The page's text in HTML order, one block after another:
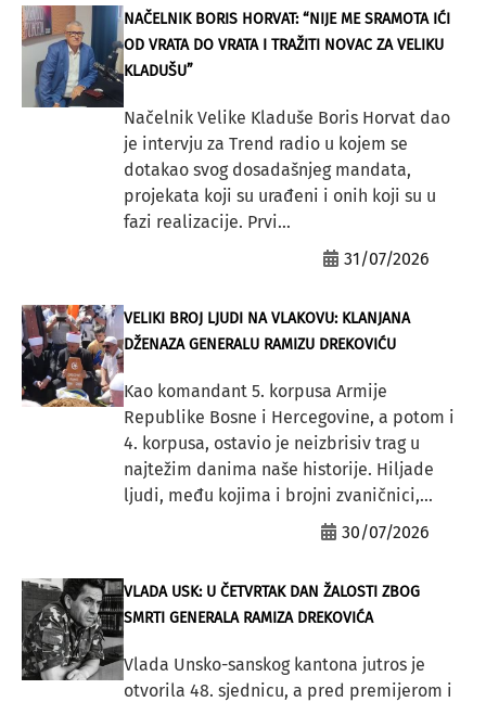
NAČELNIK BORIS HORVAT: “NIJE ME SRAMOTA IĆI
OD VRATA DO VRATA I TRAŽITI NOVAC ZA VELIKU
KLADUŠU”
Načelnik Velike Kladuše Boris Horvat dao
je intervju za Trend radio u kojem se
dotakao svog dosadašnjeg mandata,
projekata koji su urađeni i onih koji su u
fazi realizacije. Prvi...
31/07/2026
VELIKI BROJ LJUDI NA VLAKOVU: KLANJANA
DŽENAZA GENERALU RAMIZU DREKOVIĆU
Kao komandant 5. korpusa Armije
Republike Bosne i Hercegovine, a potom i
4. korpusa, ostavio je neizbrisiv trag u
najtežim danima naše historije. Hiljade
ljudi, među kojima i brojni zvaničnici,...
30/07/2026
VLADA USK: U ČETVRTAK DAN ŽALOSTI ZBOG
SMRTI GENERALA RAMIZA DREKOVIĆA
Vlada Unsko-sanskog kantona jutros je
otvorila 48. sjednicu, a pred premijerom i